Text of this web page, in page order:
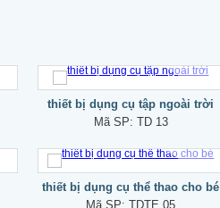
thiết bị dụng cụ tập ngoài trời
Mã SP: TD 13
thiết bị dụng cụ thể thao cho bé
Mã SP:TDTE 05